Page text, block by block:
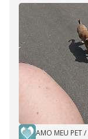
AMO MEU PET/